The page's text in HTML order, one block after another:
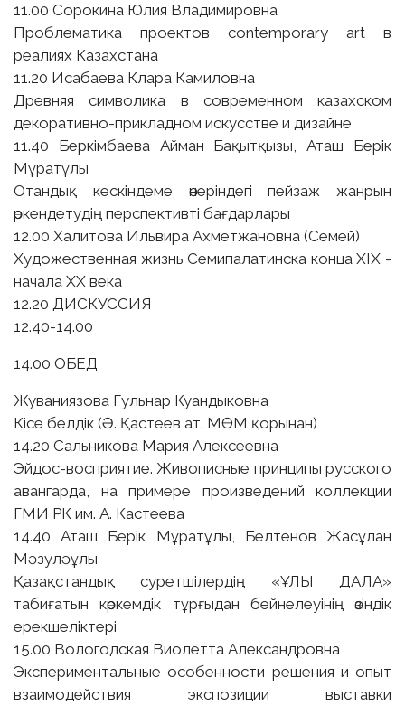
11.00 Сорокина Юлия Владимировна
Проблематика проектов contemporary art в
реалиях Казахстана
11.20 Исабаева Клара Камиловна
Древняя символика в современном казахском
декоративно-прикладном искусстве и дизайне
11.40 Беркімбаева Айман Бақытқызы, Аташ Берік
Мұратұлы
Отандық кескіндеме өнеріндегі пейзаж жанрын
өркендетудің перспективті бағдарлары
12.00 Халитова Ильвира Ахметжановна (Семей)
Художественная жизнь Семипалатинска конца ХIX -
начала ХХ века
12.20 ДИСКУССИЯ
12.40-14.00
14.00 ОБЕД
Жуваниязова Гульнар Куандыковна
Кісе белдік (Ә. Қастеев ат. МӨМ қорынан)
14.20 Сальникова Мария Алексеевна
Эйдос-восприятие. Живописные принципы русского
авангарда, на примере произведений коллекции
ГМИ РК им. А. Кастеева
14.40 Аташ Берік Мұратұлы, Белтенов Жасұлан
Мәзуләұлы
Қазақстандық суретшілердің «ҰЛЫ ДАЛА»
табиғатын көркемдік тұрғыдан бейнелеуінің өзіндік
ерекшеліктері
15.00 Вологодская Виолетта Александровна
Экспериментальные особенности решения и опыт
взаимодействия экспозиции выставки